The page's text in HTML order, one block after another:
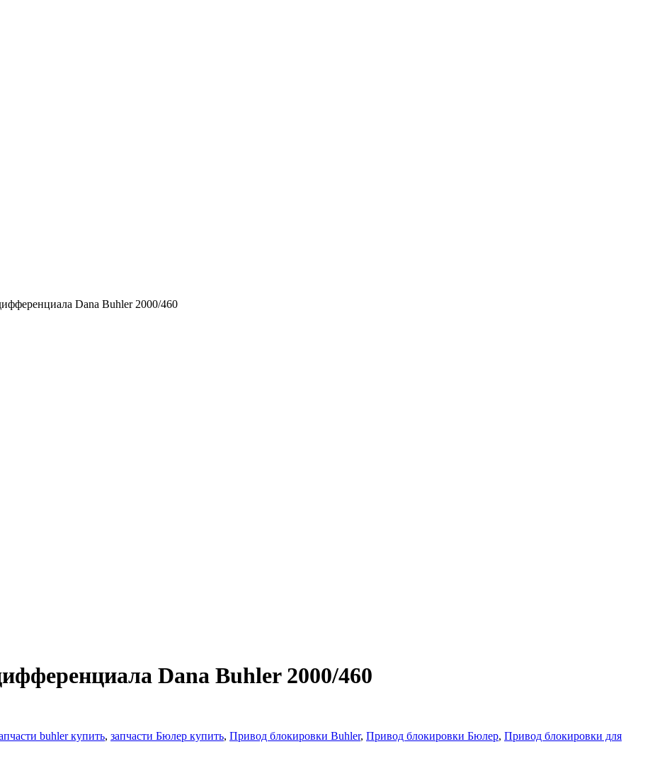
Dana Buhler 2000/460
Dana Buhler 2000/460
buhler купить, запчасти Бюлер купить, Привод блокировки Buhler, Привод блокировки Бюлер, Привод блокировки для